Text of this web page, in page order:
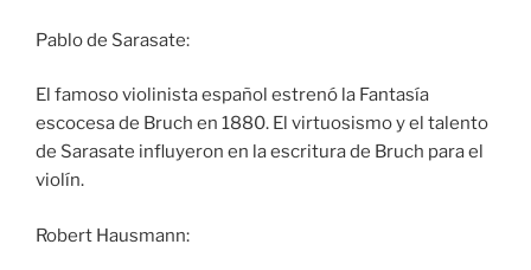
Pablo de Sarasate:
El famoso violinista español estrenó la Fantasía
escocesa de Bruch en 1880. El virtuosismo y el talento
de Sarasate influyeron en la escritura de Bruch para el
violín.
Robert Hausmann: